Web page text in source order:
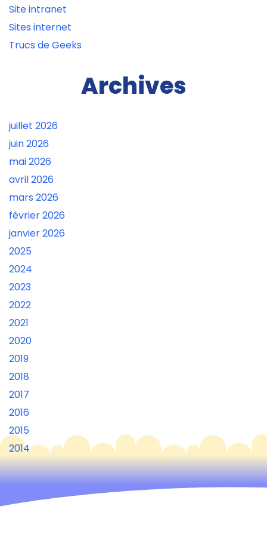
Site intranet
Sites internet
Trucs de Geeks
Archives
juillet 2026
juin 2026
mai 2026
avril 2026
mars 2026
février 2026
janvier 2026
2025
2024
2023
2022
2021
2020
2019
2018
2017
2016
2015
2014